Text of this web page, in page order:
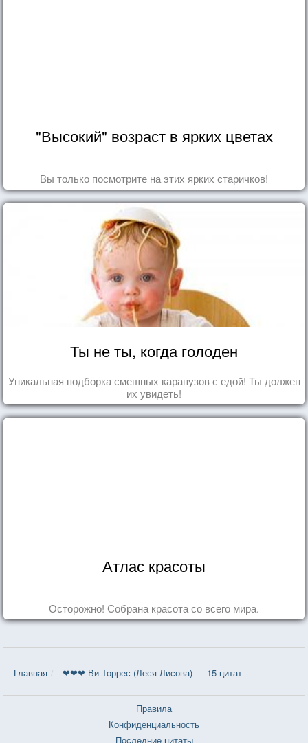
"Высокий" возраст в ярких цветах
Вы только посмотрите на этих ярких старичков!
Ты не ты, когда голоден
Уникальная подборка смешных карапузов с едой! Ты должен
их увидеть!
Атлас красоты
Осторожно! Собрана красота со всего мира.
Главная ❤❤❤ Ви Торрес (Леся Лисова) — 15 цитат
Правила
Конфиденциальность
Последние цитаты